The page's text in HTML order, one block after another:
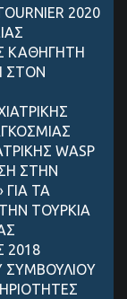
2020
ΚΑΘΗΓΗΤΗ
ΣΤΟΝ
WASP
ΣΤΗΝ
ΤΑ
ΤΟΥΡΚΙΑ
2018
ΣΥΜΒΟΥΛΙΟY